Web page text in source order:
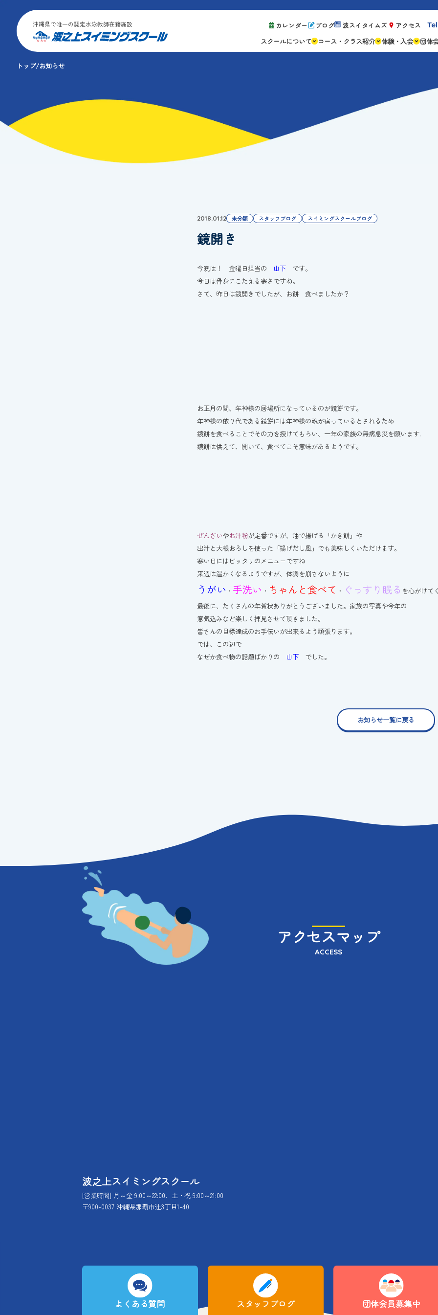
沖縄県で唯一の認定水泳教師在籍施設 カレンダー ブログ 波スイタイムズ アクセス
スクールについて
コース・クラス紹介 体験・入会
キャンペーン情
よくある質問
団体
トップ お知らせ
2018.01.12 未分類 スタッフブログ スイミングスクールブログ
鏡開き
今晩は！ 金曜日担当の 山下 です。
今日は骨身にこたえる寒さですね。
さて、昨日は鏡開きでしたが、お餅 食べましたか？
お正月の間、年神様の居場所になっているのが鏡餅です。
年神様の依り代である鏡餅には年神様の魂が宿っているとされるため
鏡餅を食べることでその力を授けてもらい、一年の家族の無病息災を願います.
鏡餅は供えて、開いて、食べてこそ意味があるようです。
ぜんざいやお汁粉が定番ですが、油で揚げる「かき餅」や
出汁と大根おろしを使った「揚げだし風」でも美味しくいただけます。
寒い日にはピッタリのメニューですね
来週は温かくなるようですが、体調を崩さないように
うがい ・ 手洗い ・ ちゃんと食べて ・ ぐっすり眠る を心がけて
最後に、たくさんの年賀状ありがとうございました。家族の写真や今年の
意気込みなど楽しく拝見させて頂きました。
皆さんの目標達成のお手伝いが出来るよう頑張ります。
では、この辺で
なぜか食べ物の話題ばかりの 山下 でした。
お知らせ一覧に戻る
アクセスマップ
ACCESS
波之上スイミングスクール
[営業時間] 月～金 9:00～22:00、土・祝 9:00～21:00
〒900-0037 沖縄県那覇市辻3丁目1-40
よくある質問 スタッフブログ 団体会員募集中